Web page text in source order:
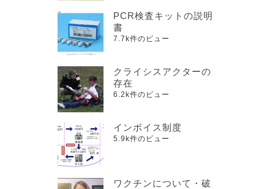
PCR検査キットの説明
書
7.7k件のビュー
クライシスアクターの
存在
6.2k件のビュー
インボイス制度
5.9k件のビュー
ワクチンについて・破